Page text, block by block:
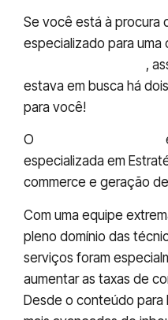
Se você está à procura
especializado para uma
,
estava em busca há
para você!
O
especializada em
commerce e geração
Com uma equipe
pleno domínio das
serviços foram
aumentar as taxas de
Desde o conteúdo